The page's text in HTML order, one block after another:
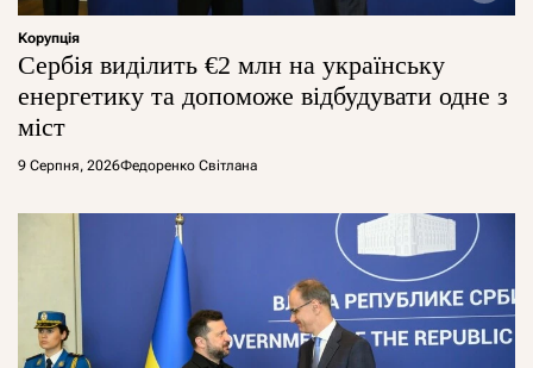
Корупція
Сербія виділить €2 млн на українську
енергетику та допоможе відбудувати одне з
міст
9 Серпня, 2026Федоренко Світлана